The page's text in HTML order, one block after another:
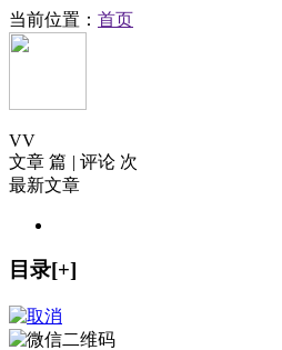
当前位置： 首页
VV
文章 篇 | 评论 次
最新文章
目录[+]